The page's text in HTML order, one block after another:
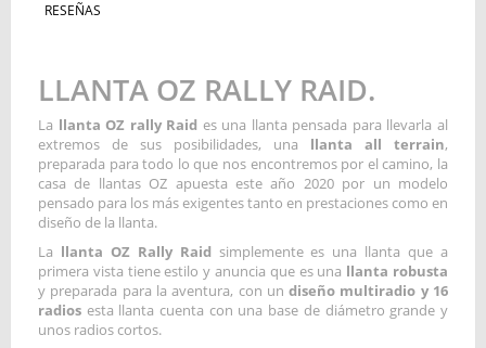
RESEÑAS
LLANTA OZ RALLY RAID.
La llanta OZ rally Raid es una llanta pensada para llevarla al
extremos de sus posibilidades, una llanta all terrain,
preparada para todo lo que nos encontremos por el camino, la
casa de llantas OZ apuesta este año 2020 por un modelo
pensado para los más exigentes tanto en prestaciones como en
diseño de la llanta.
La llanta OZ Rally Raid simplemente es una llanta que a
primera vista tiene estilo y anuncia que es una llanta robusta
y preparada para la aventura, con undiseño multiradio y 16
radios esta llanta cuenta con una base de diámetro grande y
unos radios cortos.